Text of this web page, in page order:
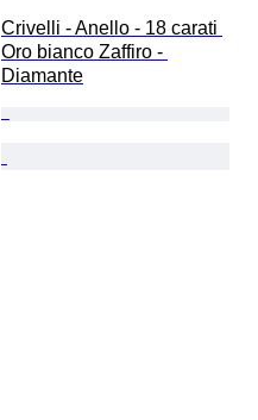
Crivelli - Anello - 18 carati
Oro bianco Zaffiro -
Diamante